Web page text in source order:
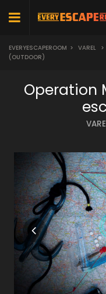
EVERYESCAPEROOM > VAREL >
(OUTDOOR)
Operation